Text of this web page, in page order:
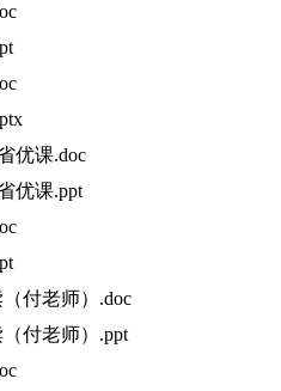
优课.doc
优课.ppt
付老师）.doc
付老师）.ppt